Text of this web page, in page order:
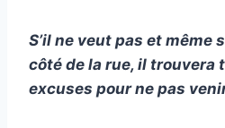
S’il ne veut pas et même
côté de la rue, il trouvera
excuses pour ne pas